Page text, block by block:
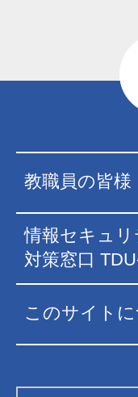
教職員の皆様
情報セキュリ
対策窓口
このサイト